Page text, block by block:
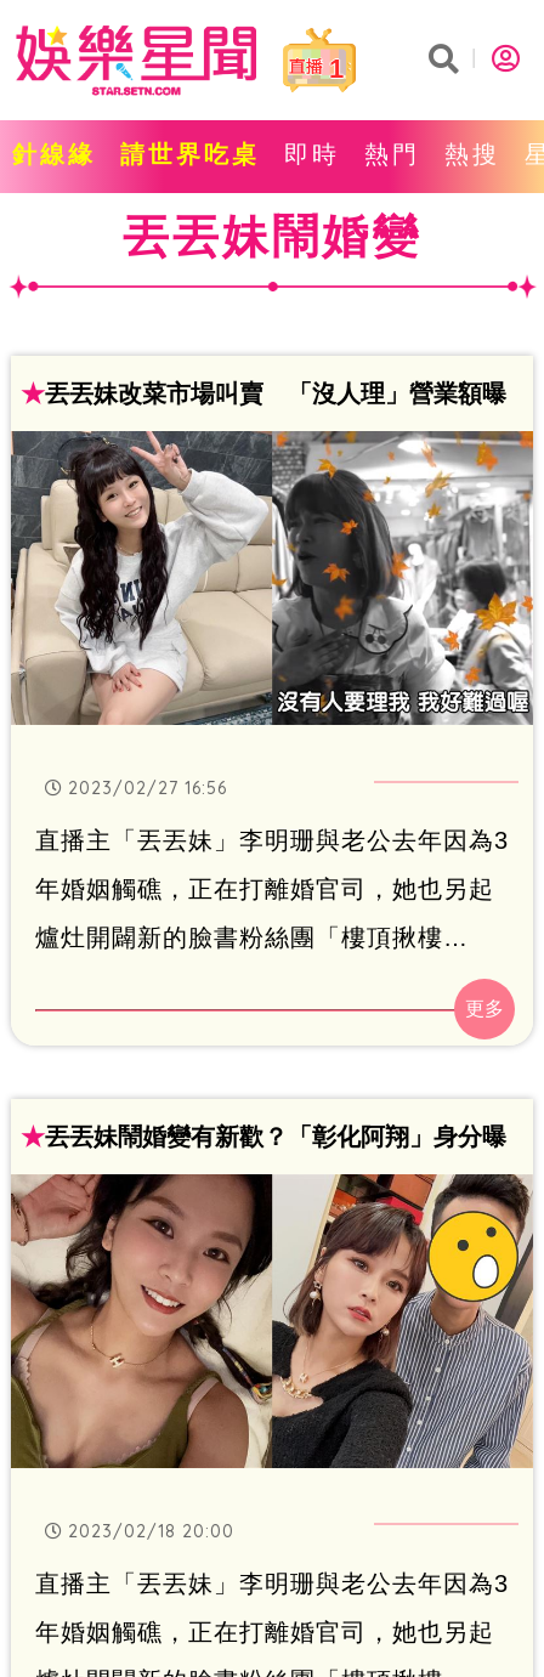
1
針線緣 請世界吃桌 即時 熱門 熱搜
丟丟妹鬧婚變
★丟丟妹改菜市場叫賣 「沒人理」營業額曝
2023/02/27 16:56
直播主「丟丟妹」李明珊與老公去年因為3
年婚姻觸礁，正在打離婚官司，她也另起
爐灶開闢新的臉書粉絲團「樓頂揪樓
下」，至今超過20萬人追蹤，並且拍攝
「好膽你丟來」系列影片，日前上傳新
竟昔日靠直播叫賣「叫」出單月破2億元超
高營收的她，改到市場叫賣1.5小時，是否
能有一樣的好業績？林呈育報導
★丟丟妹鬧婚變有新歡？「彰化阿翔」身分曝
2023/02/18 20:00
直播主「丟丟妹」李明珊與老公去年因為3
年婚姻觸礁，正在打離婚官司，她也另起